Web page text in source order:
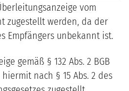
vom
zugestellt werden, da der
Empfängers unbekannt ist.
gemäß § 132 Abs. 2 BGB
hiermit nach § 15 Abs. 2 des